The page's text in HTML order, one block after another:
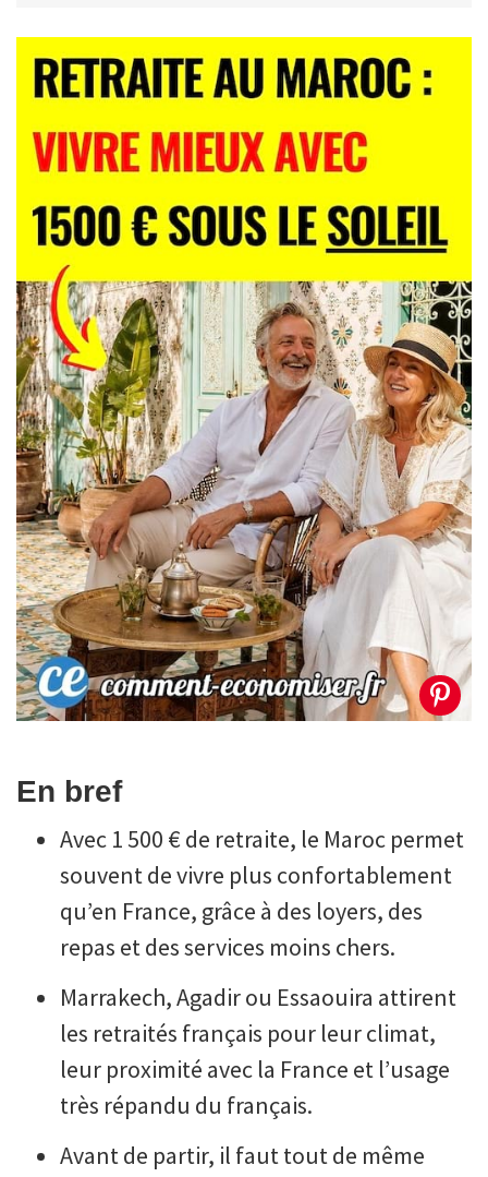
En bref
Avec 1 500 € de retraite, le Maroc permet
souvent de vivre plus confortablement
qu’en France, grâce à des loyers, des
repas et des services moins chers.
Marrakech, Agadir ou Essaouira attirent
les retraités français pour leur climat,
leur proximité avec la France et l’usage
très répandu du français.
Avant de partir, il faut tout de même